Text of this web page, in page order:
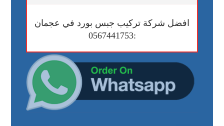
افضل شركة تركيب جبس بورد في عجمان
:0567441753